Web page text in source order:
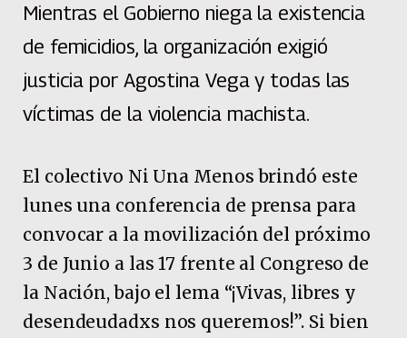
Mientras el Gobierno niega la existencia
de femicidios, la organización exigió
justicia por Agostina Vega y todas las
víctimas de la violencia machista.
El colectivo Ni Una Menos brindó este
lunes una conferencia de prensa para
convocar a la movilización del próximo
3 de Junio a las 17 frente al Congreso de
la Nación, bajo el lema “¡Vivas, libres y
desendeudadxs nos queremos!”. Si bien